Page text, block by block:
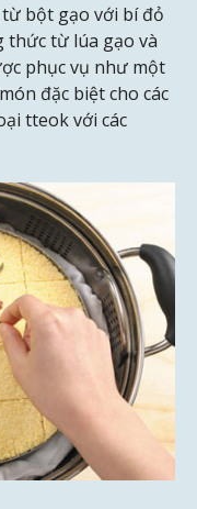
bột gạo với bí đỏ
thức từ lúa gạo và
phục vụ như một
đặc biệt cho các
tteok với các